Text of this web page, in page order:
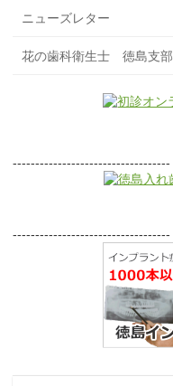
ニューズレター
花の歯科衛生士 徳島支部
-----------------------------------
-----------------------------------